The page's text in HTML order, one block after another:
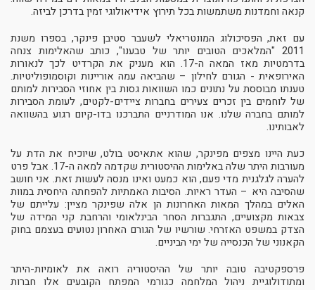
קנאה וחמדנות משתמשות בכל תירוץ אידיאולוגי זמין בדרכן לביזה.
עם זאת, הפסיכולוג המונטריאלי לשעבר סטיבן פינקר, בספרו משנת
2011 "המלאכים הטובים יותר של טבענו", כותב שהאלימות צנחה
בדרמטיות מאז המאה ה-17. הוא מעניק את הקרדיט לכך לנאורות
האירופאית - הגורם לחילון – שהביאה עמה אוריינות וקוסמופוליטיות.
טענתו מבוססת על נתונים כמו השוואות גסות בין אחוזי הסבירות למותם
של לוחמים בין זכרים צעירים בחברות ציידים-לקטים, לעומת הסבירות
למותם בחברה שלנו. אנו המודרניים התברכנו בדו-קיום רגוע בהשוואה
לאבותינו.
כעת היינו מצפים מפינקר, שהוא אתאיסט בולט, שיוכיח את הדת על
מעורבות היתר שלה באלימות ההיסטורית שקדמה למאה ה-17. אבל פרט
להערה לגלגנית מדי פעם, הוא כמעט ואינו מנסה לעשות זאת. אני חושב
שהסיבה היא – העדר ראיות. הסיבות האמתיות להפחתה היחסית במוות
האלים במהלך המאות האחרונות הן אלה שפינקר מציין: עלייתם של
צבאות מקצועיים, התגברות הסחר הבינלאומי והרחבת קני המידה של
הצדק במשפט האזרחי. שורשיו של הגורם האחרון נטועים בעצמם בחוק
הקאנוני של הכנסייה של ימי הביניים.
פרספקטיבה טובה יותר של ההיסטוריה רואה את לאומיות-היתר
ומתודולוגיית ניהול המלחמה כגורמי המפתח הקובעים אלו חברות